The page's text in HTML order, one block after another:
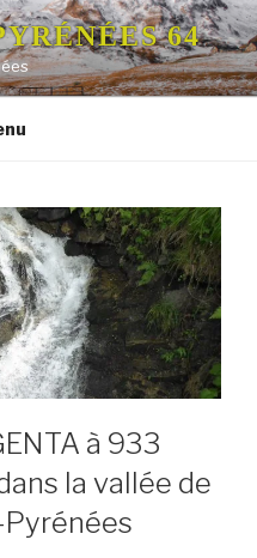
64
à 933
la vallée de